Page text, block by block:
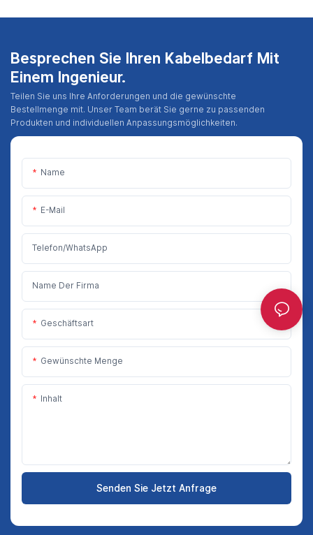
Besprechen Sie Ihren Kabelbedarf Mit
Einem Ingenieur.
Teilen Sie uns Ihre Anforderungen und die gewünschte
Bestellmenge mit. Unser Team berät Sie gerne zu passenden
Produkten und individuellen Anpassungsmöglichkeiten.
Name
E-Mail
Telefon/WhatsApp
Name Der Firma
Geschäftsart
Gewünschte Menge
Inhalt
Senden Sie Jetzt Anfrage